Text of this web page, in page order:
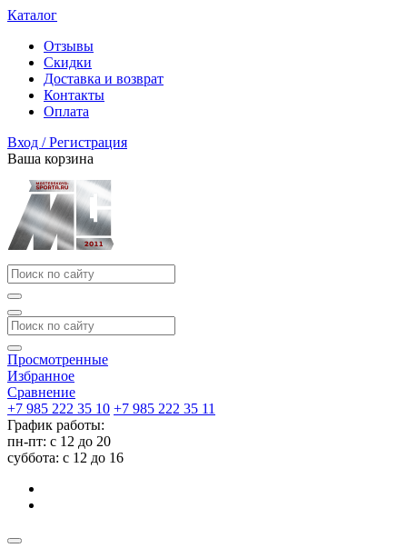
Каталог
Отзывы
Скидки
Доставка и возврат
Контакты
Оплата
Вход / Регистрация
Ваша корзина
Просмотренные
Избранное
Сравнение
+7 985 222 35 10 +7 985 222 35 11
График работы:
пн-пт: с 12 до 20
суббота: c 12 до 16